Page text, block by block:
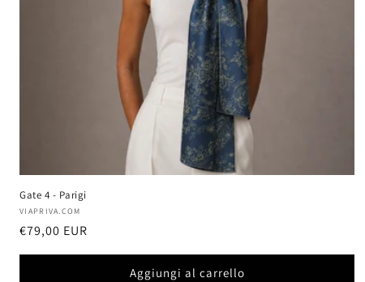
Gate 4 - Parigi
Produttore:
VIAPRIVA.COM
Prezzo
€79,00 EUR
Aggiungi al carrello